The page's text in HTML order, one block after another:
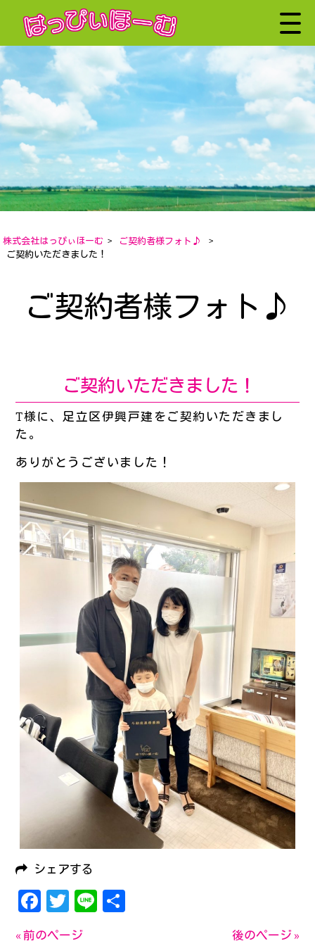
株式会社はっぴぃほーむ > ご契約者様フォト♪
>
ご契約いただきました！
ご契約者様フォト♪
ご契約いただきました！
T様に、足立区伊興戸建をご契約いただきまし
た。
ありがとうございました！
シェアする
Facebook
Twitter
Line
« 前のページ 後のページ »